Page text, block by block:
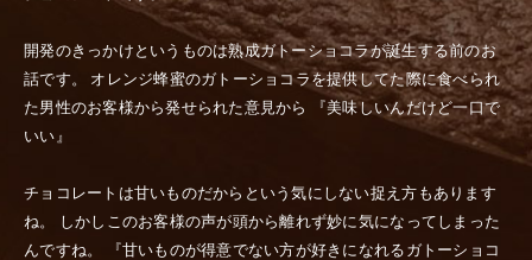
開発のきっかけというものは熟成ガトーショコラが誕生する前のお
話です。
オレンジ蜂蜜のガトーショコラを提供してた際に食べられ
た男性のお客様から発せられた意見から
『美味しいんだけど一口で
いい』
チョコレートは甘いものだからという気にしない捉え方もあります
ね。
しかしこのお客様の声が頭から離れず妙に気になってしまった
んですね。
『甘いものが得意でない方が好きになれるガトーショコ